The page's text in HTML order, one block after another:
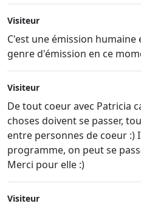
Visiteur
C'est une émission humaine
genre d'émission en ce
Visiteur
De tout coeur avec Patricia
choses doivent se passer,
entre personnes de coeur :)
programme, on peut se
Merci pour elle :)
Visiteur